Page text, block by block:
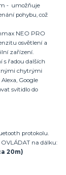
- umožňuje
pohybu, což
NEO PRO
osvětlení a
zařízení.
s řadou dalších
chytrými
Google
svítidlo do
protokolu.
na dálku:
20m)